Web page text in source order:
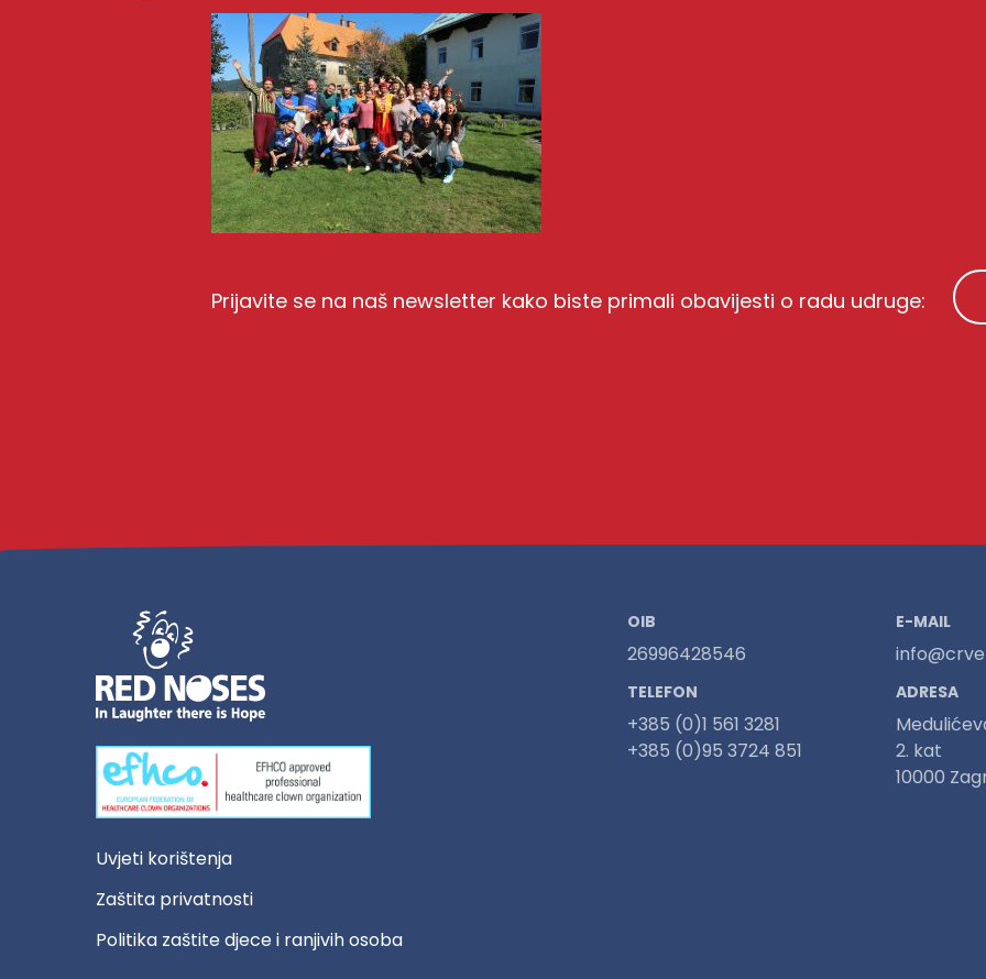
Prijavite se na naš newsletter kako biste primali obavijesti o radu udruge:
Uvjeti korištenja
Zaštita privatnosti
Politika zaštite djece i ranjivih osoba
OIB
26996428546
TELEFON
+385 (0)1 561 3281
+385 (0)95 3724 851
E-MAIL
ADRESA
2. kat
10000